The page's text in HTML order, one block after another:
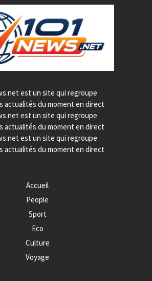
est un site qui regroupe
actualités du moment en direct
est un site qui regroupe
actualités du moment en direct
est un site qui regroupe
actualités du moment en direct
Accueil
People
Sport
Eco
Culture
Voyage